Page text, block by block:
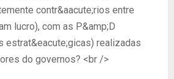
contr&aacute;rios entre
lucro), com as P&amp;D
estrat&eacute;gicas) realizadas
do governos? <br />